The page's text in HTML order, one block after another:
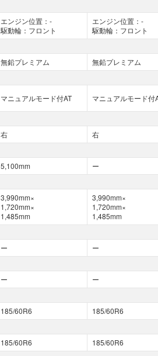
エンジン位置：-
駆動輪：フロント
エンジン位置：-
駆動輪：フロント
無鉛プレミアム 無鉛プレミアム
マニュアルモード付AT マニュアルモード付
右 右
5,100mm ー
3,990mm×
1,720mm×
1,485mm
3,990mm×
1,720mm×
1,485mm
ー ー
ー ー
185/60R6 185/60R6
185/60R6 185/60R6